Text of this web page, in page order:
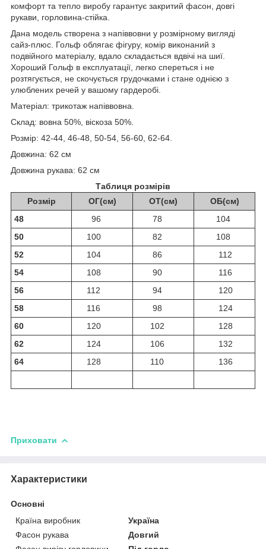
комфорт та тепло виробу гарантує закритий фасон, довгі
рукави, горловина-стійка.
Дана модель створена з напіввовни у розмірному вигляді
сайз-плюс. Гольф облягає фігуру, комір виконаний з
подвійного матеріалу, вдало складається вдвічі на шиї.
Хороший Гольф в експлуатації, легко спереться і не
розтягується, не скочується грудочками і стане однією з
улюблених речей у вашому гардеробі.
Матеріал: трикотаж напіввовна.
Склад: вовна 50%, віскоза 50%.
Розмір: 42-44, 46-48, 50-54, 56-60, 62-64.
Довжина: 62 см
Довжина рукава: 62 см
Таблиця розмірів
Розмір
ОГ(см) ОТ(см)
ОБ(см)
48
96 78
104
50
100 82
108
52
104 86
112
54
108 90
116
56
112 94
120
58
116 98
124
60
120 102
128
62
124 106
132
64
128 110 136
Приховати
Характеристики
Основні
Країна виробник
Україна
Фасон рукава
Довгий